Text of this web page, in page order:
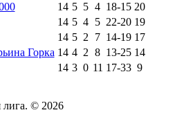
14 5 5 4 18-15 20
14 5 4 5 22-20 19
14 5 2 7 14-19 17
Горка 14 4 2 8 13-25 14
14 3 0 11 17-33 9
лига. © 2026